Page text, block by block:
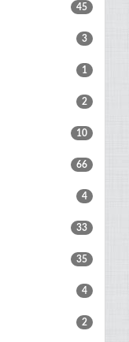
45
3
1
2
10
66
4
33
35
4
2